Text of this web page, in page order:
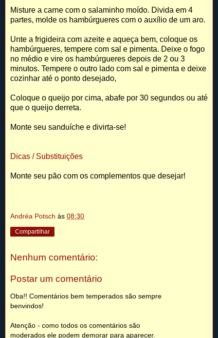
Misture a carne com o salaminho moído. Divida em 4
partes, molde os hambúrgueres com o auxílio de um aro.
Unte a frigideira com azeite e aqueça bem, coloque os
hambúrgueres, tempere com sal e pimenta. Deixe o fogo
no médio e vire os hambúrgueres depois de 2 ou 3
minutos. Tempere o outro lado com sal e pimenta e deixe
cozinhar até o ponto desejado,
Coloque o queijo por cima, abafe por 30 segundos ou até
que o queijo derreta.
Monte seu sanduíche e divirta-se!
Dicas / Substituições
Monte seu pão com os complementos que desejar!
Andréa Potsch às 08:30
Compartilhar
Nenhum comentário:
Postar um comentário
Oba!! Comentários bem temperados são sempre
benvindos!
Atenção - como todos os comentários são
moderados ele podem demorar para aparecer.